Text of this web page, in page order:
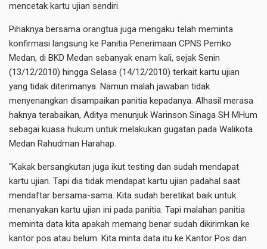
mencetak kartu ujian sendiri.
Pihaknya bersama orangtua juga mengaku telah meminta
konfirmasi langsung ke Panitia Penerimaan CPNS Pemko
Medan, di BKD Medan sebanyak enam kali, sejak Senin
(13/12/2010) hingga Selasa (14/12/2010) terkait kartu ujian
yang tidak diterimanya. Namun malah jawaban tidak
menyenangkan disampaikan panitia kepadanya. Alhasil merasa
haknya terabaikan, Aditya menunjuk Warinson Sinaga SH MHum
sebagai kuasa hukum untuk melakukan gugatan pada Walikota
Medan Rahudman Harahap.
“Kakak bersangkutan juga ikut testing dan sudah mendapat
kartu ujian. Tapi dia tidak mendapat kartu ujian padahal saat
mendaftar bersama-sama. Kita sudah beretikat baik untuk
menanyakan kartu ujian ini pada panitia. Tapi malahan panitia
meminta data kita apakah memang benar sudah dikirimkan ke
kantor pos atau belum. Kita minta data itu ke Kantor Pos dan